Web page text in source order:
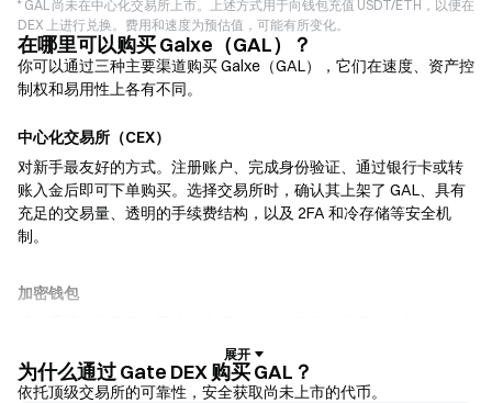
* GAL 尚未在中心化交易所上市。上述方式用于向钱包充值 USDT/ETH，以便在
DEX 上进行兑换。费用和速度为预估值，可能有所变化。
在哪里可以购买 Galxe（GAL）？
你可以通过三种主要渠道购买 Galxe（GAL），它们在速度、资产控
制权和易用性上各有不同。
中心化交易所（CEX）
对新手最友好的方式。注册账户、完成身份验证、通过银行卡或转
账入金后即可下单购买。选择交易所时，确认其上架了 GAL、具有
充足的交易量、透明的手续费结构，以及 2FA 和冷存储等安全机
制。
加密钱包
内直接兑换代币。部分钱包还支持法币入金，无需先经过交易所即
可使用信用卡购买 GAL。务必备份助记词，并在确认任何交易前核
实合约地址。
为什么通过 Gate DEX 购买 GAL？
依托顶级交易所的可靠性，安全获取尚未上市的代币。